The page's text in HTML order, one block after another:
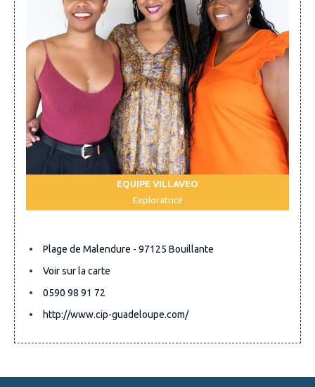
EQUIPE VILLAVEO
Exploratrice
Plage de Malendure - 97125 Bouillante
Voir sur la carte
0590 98 91 72
http://www.cip-guadeloupe.com/